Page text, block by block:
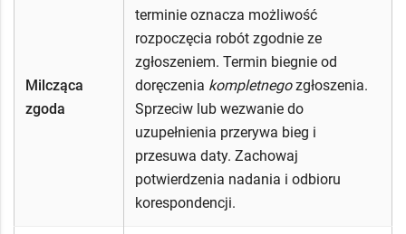
Milcząca
zgoda
terminie oznacza możliwość
rozpoczęcia robót zgodnie ze
zgłoszeniem. Termin biegnie od
doręczenia kompletnegozgłoszenia.
Sprzeciw lub wezwanie do
uzupełnienia przerywa bieg i
przesuwa daty. Zachowaj
potwierdzenia nadania i odbioru
korespondencji.